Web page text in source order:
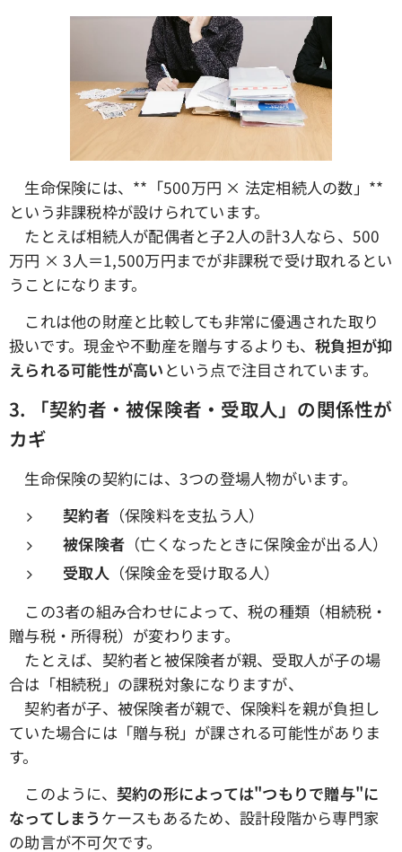
生命保険には、**「500万円 × 法定相続人の数」**
という非課税枠が設けられています。
たとえば相続人が配偶者と子2人の計3人なら、500
万円 × 3人＝1,500万円までが非課税で受け取れるとい
うことになります。
これは他の財産と比較しても非常に優遇された取り
扱いです。現金や不動産を贈与するよりも、税負担が抑
えられる可能性が高い という点で注目されています。
3.
「契約者・被保険者・受取人」の関係性が
カギ
生命保険の契約には、3つの登場人物がいます。
契約者（保険料を支払う人）
被保険者 （亡くなったときに保険金が出る人）
受取人 （保険金を受け取る人）
この3者の組み合わせによって、税の種類（相続税・
贈与税・所得税）が変わります。
たとえば、契約者と被保険者が親、受取人が子の場
合は「相続税」の課税対象になりますが、
契約者が子、被保険者が親で、保険料を親が負担し
ていた場合には「贈与税」が課される可能性がありま
す。
このように、 契約の形によっては"つもりで贈与"に
なってしまう ケースもあるため、設計段階から専門家
の助言が不可欠です。